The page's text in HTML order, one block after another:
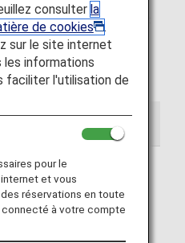
toutes les informations dont
dans l'aéroport
rejoindre votre destination
de
de départ de l'aéroport
consulter la
de cookies
.
sur le site internet
les informations
faciliter l'utilisation de
pour le
et vous
réservations en toute
à votre compte